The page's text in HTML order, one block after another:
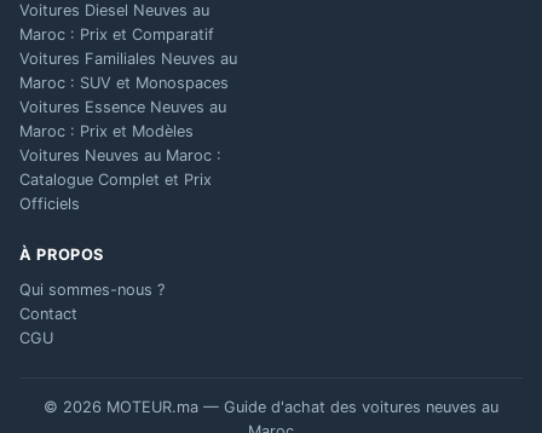
Voitures Diesel Neuves au
Maroc : Prix et Comparatif
Voitures Familiales Neuves au
Maroc : SUV et Monospaces
Voitures Essence Neuves au
Maroc : Prix et Modèles
Voitures Neuves au Maroc :
Catalogue Complet et Prix
Officiels
À PROPOS
Qui sommes-nous ?
Contact
CGU
© 2026 MOTEUR.ma — Guide d'achat des voitures neuves au